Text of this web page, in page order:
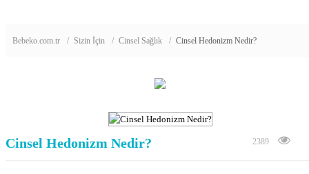
Bebeko.com.tr Sizin İçin Cinsel Sağlık Cinsel Hedonizm Nedir?
Cinsel Hedonizm Nedir? 2389